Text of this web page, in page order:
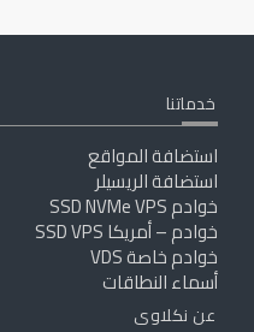
خدماتنا
استضافة المواقع
استضافة الريسيلر
خوادم SSD NVMe VPS
خوادم – أمريكا SSD VPS
خوادم خاصة VDS
أسماء النطاقات
عن نكلاوى